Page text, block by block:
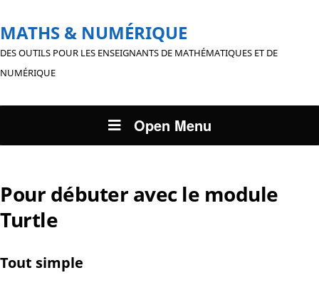
MATHS & NUMÉRIQUE
DES OUTILS POUR LES ENSEIGNANTS DE MATHÉMATIQUES ET DE
NUMÉRIQUE
Open Menu
Pour débuter avec le module
Turtle
Tout simple